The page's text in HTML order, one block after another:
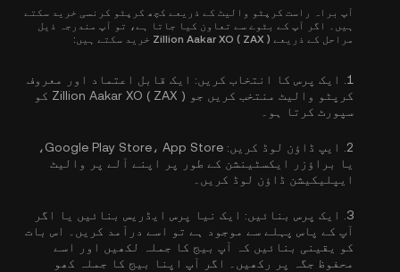
آپ براہ راست کرپٹو والیٹ کے ذریعے کچھ کرپٹو کرنسی خرید سکتے
ہیں۔ اگر آپ کے بٹوے سے تعاون کیا جاتا ہے، تو آپ مندرجہ ذیل
مراحل کے ذریعے Zillion Aakar XO ( ZAX ) خرید سکتے ہیں:
1. ایک پرس کا انتخاب کریں: ایک قابل اعتماد اور معروف
کرپٹو والیٹ منتخب کریں جو Zillion Aakar XO ( ZAX ) کو
سپورٹ کرتا ہو۔
2. ایپ ڈاؤن لوڈ کریں:
Google Play Store، App Store،
یا براؤزر ایکسٹینشن کے طور پر اپنے آلے پر والیٹ
ایپلیکیشن ڈاؤن لوڈ کریں۔
3. ایک پرس بنائیں: ایک نیا پرس ایڈریس بنائیں یا اگر
آپ کے پاس پہلے سے موجود ہے تو اسے درآمد کریں۔ اس بات
کو یقینی بنائیں کہ آپ بیج کا جملہ لکھیں اور اسے
محفوظ جگہ پر رکھیں۔ اگر آپ اپنا بیج کا جملہ کھو